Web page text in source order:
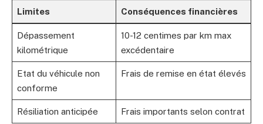
Limites Conséquences financières
Dépassement
kilométrique
10-12 centimes par km max
excédentaire
Etat du véhicule non
conforme
Frais de remise en état élevés
Résiliation anticipée Frais importants selon contrat